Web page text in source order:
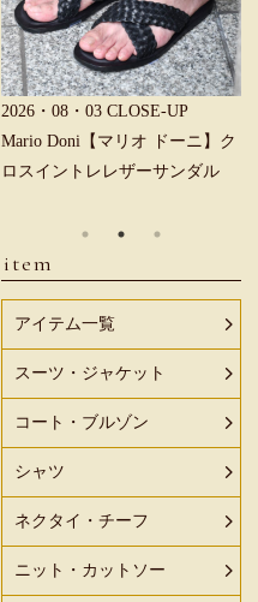
2026・08・03 CLOSE-UP
Mario Doni【マリオ ドーニ】ク
ロスイントレレザーサンダル
item
アイテム一覧
スーツ・ジャケット
コート・ブルゾン
シャツ
ネクタイ・チーフ
ニット・カットソー